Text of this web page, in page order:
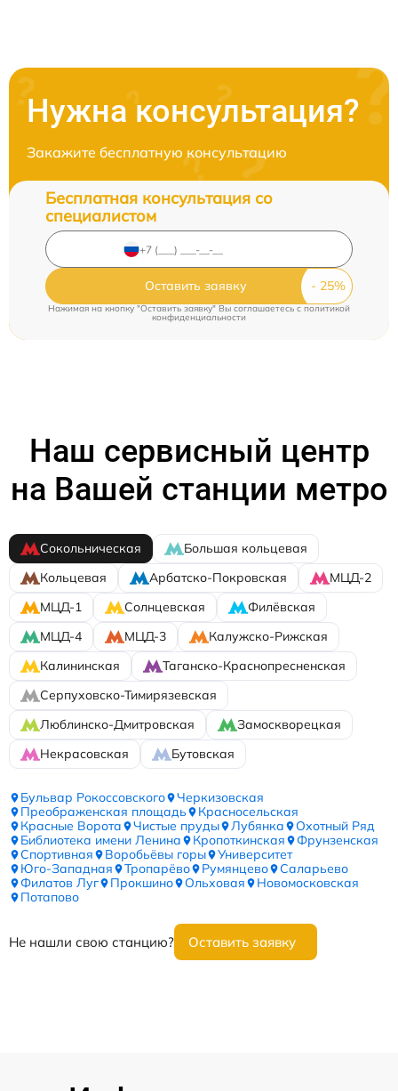
Нужна консультация?
Закажите бесплатную консультацию
Бесплатная консультация со
специалистом
Оставить заявку
Нажимая на кнопку "Оставить заявку" Вы соглашаетесь c политикой
конфиденциальности
Наш сервисный центр
на Вашей станции метро
Сокольническая
Большая кольцевая
Кольцевая
Арбатско-Покровская
МЦД-2
МЦД-1
Солнцевская
Филёвская
МЦД-4
МЦД-3
Калужско-Рижская
Калининская
Таганско-Краснопресненская
Серпуховско-Тимирязевская
Люблинско-Дмитровская
Замоскворецкая
Некрасовская
Бутовская
Бульвар Рокоссовского
Черкизовская
Преображенская площадь
Красносельская
Красные Ворота
Чистые пруды Лубянка
Охотный Ряд
Библиотека имени Ленина
Кропоткинская
Фрунзенская
Спортивная
Воробьёвы горы
Университет
Юго-Западная
Тропарёво Румянцево
Саларьево
Филатов Луг
Прокшино Ольховая
Новомосковская
Потапово
Не нашли свою станцию? Оставить заявку